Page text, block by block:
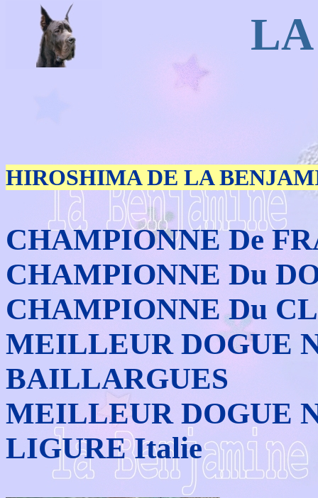
HIROSHIMA DE LA
CHAMPIONNE De
CHAMPIONNE Du
CHAMPIONNE Du
MEILLEUR DOGUE
BAILLARGUES
MEILLEUR DOGUE
LIGURE Italie